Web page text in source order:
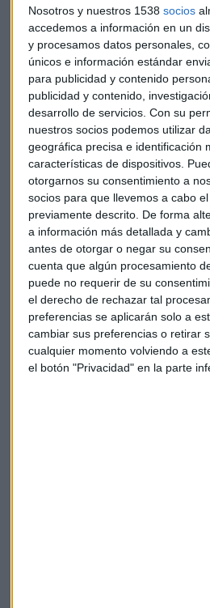
Nosotros y nuestros 1538 socios
accedemos a información en un
y procesamos datos personales,
únicos e información estándar
para publicidad y contenido
publicidad y contenido,
desarrollo de servicios. Con su
nuestros socios podemos utilizar
geográfica precisa e identificación
características de dispositivos.
otorgarnos su consentimiento a
socios para que llevemos a cabo
previamente descrito. De forma
a información más detallada y
antes de otorgar o negar su
cuenta que algún procesamiento
puede no requerir de su
el derecho de rechazar tal
preferencias se aplicarán solo a
cambiar sus preferencias o retirar
cualquier momento volviendo a
el botón "Privacidad" en la parte
"La vida en Estados
siendo parecida, tengo
allí, y es un lugar que
admirando. Pero me
que no sea bienvenido"
Hawking considera que "el
más graves peligros que
de los que podemos prevenir.
así que atajarlo puede hacer
segundo mandato. Dios nos libre".
Preguntado por la inteligencia
nos ha dejado un mensaje
prudencia. "Desde el inicio de